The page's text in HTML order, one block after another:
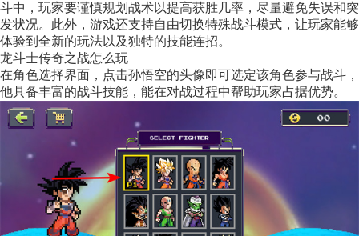
斗中，玩家要谨慎规划战术以提高获胜几率，尽量避免失误和突
发状况。此外，游戏还支持自由切换特殊战斗模式，让玩家能够
体验到全新的玩法以及独特的技能连招。
龙斗士传奇之战怎么玩
在角色选择界面，点击孙悟空的头像即可选定该角色参与战斗，
他具备丰富的战斗技能，能在对战过程中帮助玩家占据优势。